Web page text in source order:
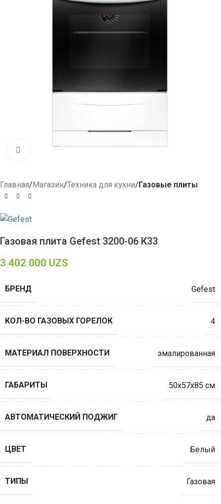
Главная Магазин Техника для кухни Газовые плиты
Газовая плита Gefest 3200-06 К33
3 402 000 UZS
БРЕНД Gefest
КОЛ-ВО ГАЗОВЫХ ГОРЕЛОК 4
МАТЕРИАЛ ПОВЕРХНОСТИ эмалированная
ГАБАРИТЫ 50х57х85 см
АВТОМАТИЧЕСКИЙ ПОДЖИГ да
ЦВЕТ Белый
ТИПЫ Газовая